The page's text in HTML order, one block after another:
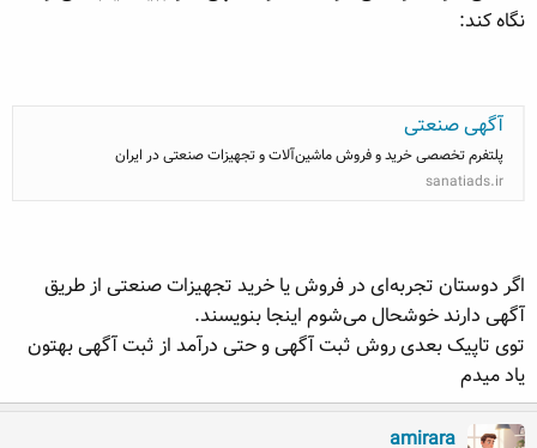
نگاه کند:
آگهی صنعتی
پلتفرم تخصصی خرید و فروش ماشین‌آلات و تجهیزات صنعتی در ایران
sanatiads.ir
اگر دوستان تجربه‌ای در فروش یا خرید تجهیزات صنعتی از طریق
آگهی دارند خوشحال می‌شوم اینجا بنویسند.
توی تاپیک بعدی روش ثبت آگهی و حتی درآمد از ثبت آگهی بهتون
یاد میدم
amirara